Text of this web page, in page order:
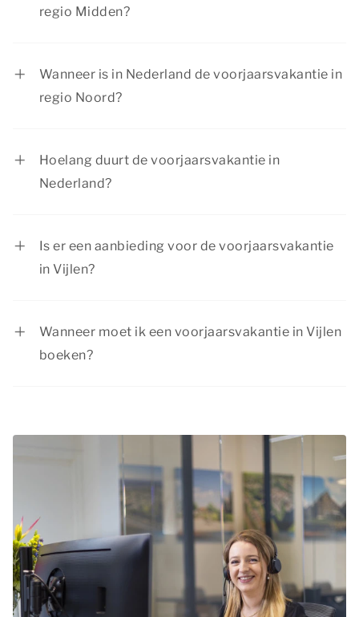
regio Midden?
Wanneer is in Nederland de voorjaarsvakantie in
regio Noord?
Hoelang duurt de voorjaarsvakantie in
Nederland?
Is er een aanbieding voor de voorjaarsvakantie
in Vijlen?
Wanneer moet ik een voorjaarsvakantie in Vijlen
boeken?
vakantie te gaan. Het is daarom aan te raden
zodat je nog kunt kiezen uit verschillende
beschikbare accommodaties.